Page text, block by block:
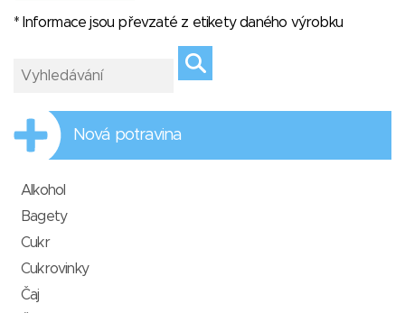
* Informace jsou převzaté z etikety daného výrobku
Nová potravina
Alkohol
Bagety
Cukr
Cukrovinky
Čaj